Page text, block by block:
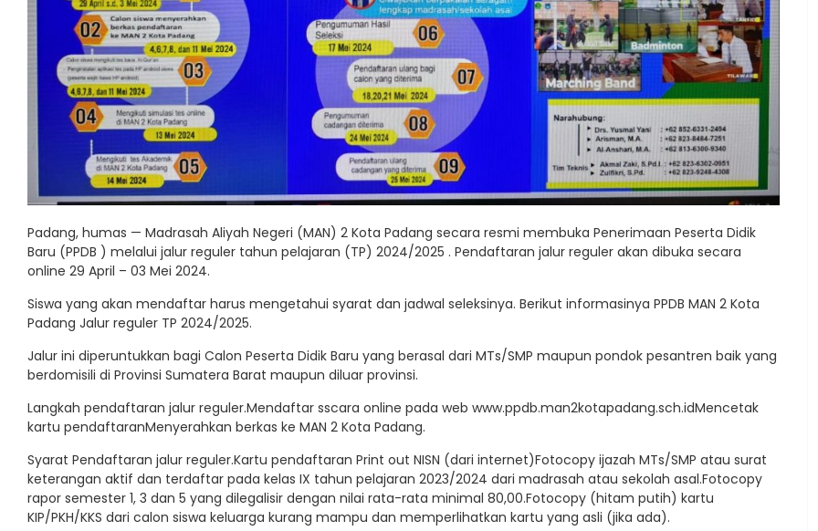
Padang, humas — Madrasah Aliyah Negeri (MAN) 2 Kota Padang secara resmi membuka Penerimaan Peserta Didik
Baru (PPDB ) melalui jalur reguler tahun pelajaran (TP) 2024/2025 . Pendaftaran jalur reguler akan dibuka secara
online 29 April – 03 Mei 2024.
Siswa yang akan mendaftar harus mengetahui syarat dan jadwal seleksinya. Berikut informasinya PPDB MAN 2 Kota
Padang Jalur reguler TP 2024/2025.
Jalur ini diperuntukkan bagi Calon Peserta Didik Baru yang berasal dari MTs/SMP maupun pondok pesantren baik yang
berdomisili di Provinsi Sumatera Barat maupun diluar provinsi.
Langkah pendaftaran jalur reguler.Mendaftar sscara online pada web www.ppdb.man2kotapadang.sch.idMencetak
kartu pendaftaranMenyerahkan berkas ke MAN 2 Kota Padang.
Syarat Pendaftaran jalur reguler.Kartu pendaftaran Print out NISN (dari internet)Fotocopy ijazah MTs/SMP atau surat
keterangan aktif dan terdaftar pada kelas IX tahun pelajaran 2023/2024 dari madrasah atau sekolah asal.Fotocopy
rapor semester 1, 3 dan 5 yang dilegalisir dengan nilai rata-rata minimal 80,00.Fotocopy (hitam putih) kartu
KIP/PKH/KKS dari calon siswa keluarga kurang mampu dan memperlihatkan kartu yang asli (jika ada).